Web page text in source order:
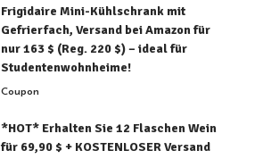
Frigidaire Mini-Kühlschrank mit
Gefrierfach, Versand bei Amazon für
nur 163 $ (Reg. 220 $) – ideal für
Studentenwohnheime!
Coupon
*HOT* Erhalten Sie 12 Flaschen Wein
für 69,90 $ + KOSTENLOSER Versand